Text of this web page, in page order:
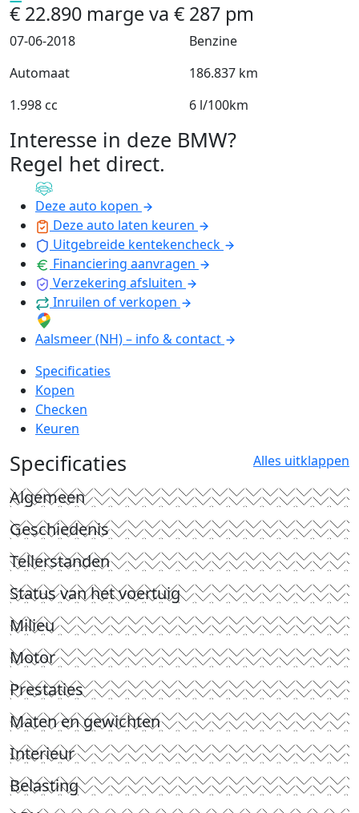
€ 22.890 marge va € 287 pm
07-06-2018
Benzine
Automaat
186.837 km
1.998 cc
6 l/100km
Interesse in deze BMW?
Regel het direct.
Deze auto kopen
Deze auto laten keuren
Uitgebreide kentekencheck
Financiering aanvragen
Verzekering afsluiten
Inruilen of verkopen
Aalsmeer (NH) – info & contact
Specificaties
Kopen
Checken
Keuren
Specificaties Alles uitklappen
Algemeen
Geschiedenis
Tellerstanden
Status van het voertuig
Milieu
Motor
Prestaties
Maten en gewichten
Interieur
Belasting